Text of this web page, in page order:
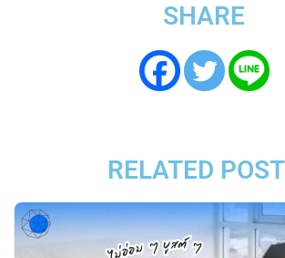
SHARE
RELATED